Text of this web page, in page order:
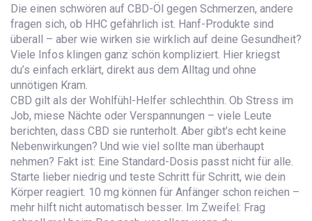
Die einen schwören auf CBD-Öl gegen Schmerzen, andere
fragen sich, ob HHC gefährlich ist. Hanf-Produkte sind
überall – aber wie wirken sie wirklich auf deine Gesundheit?
Viele Infos klingen ganz schön kompliziert. Hier kriegst
du’s einfach erklärt, direkt aus dem Alltag und ohne
unnötigen Kram.
CBD gilt als der Wohlfühl-Helfer schlechthin. Ob Stress im
Job, miese Nächte oder Verspannungen – viele Leute
berichten, dass CBD sie runterholt. Aber gibt’s echt keine
Nebenwirkungen? Und wie viel sollte man überhaupt
nehmen? Fakt ist: Eine Standard-Dosis passt nicht für alle.
Starte lieber niedrig und teste Schritt für Schritt, wie dein
Körper reagiert. 10 mg können für Anfänger schon reichen –
mehr hilft nicht automatisch besser. Im Zweifel: Frag